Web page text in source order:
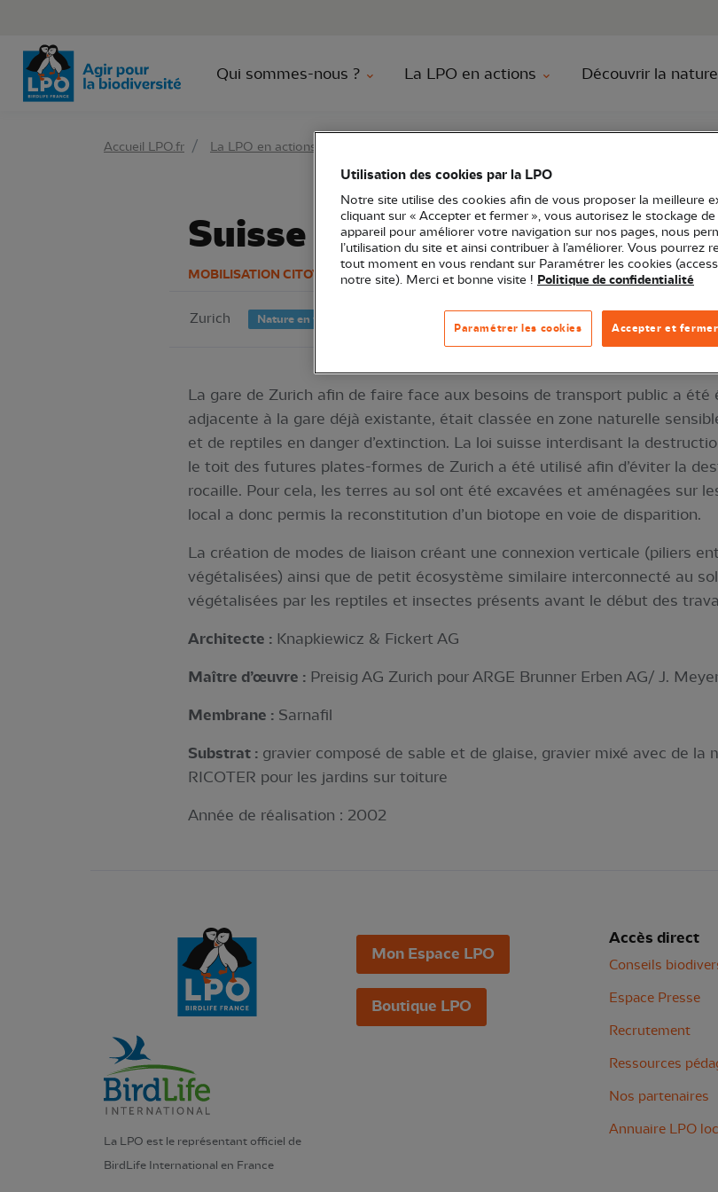
Qui sommes-nous ? La LPO en actions Découvrir la nature
Accueil LPO.fr La LPO en actions
Suisse : Transposition d’un
MOBILISATION CITOYENNE
Zurich Nature en ville
La gare de Zurich afin de faire face aux besoins de transport public a été
adjacente à la gare déjà existante, était classée en zone naturelle
et de reptiles en danger d’extinction. La loi suisse interdisant la
le toit des futures plates-formes de Zurich a été utilisé afin d’éviter la
rocaille. Pour cela, les terres au sol ont été excavées et aménagées sur
local a donc permis la reconstitution d’un biotope en voie de disparition.
La création de modes de liaison créant une connexion verticale (piliers
végétalisées) ainsi que de petit écosystème similaire interconnecté au
végétalisées par les reptiles et insectes présents avant le début des
Architecte : Knapkiewicz & Fickert AG
Maître d’œuvre : Preisig AG Zurich pour ARGE Brunner Erben AG/ J.
Membrane : Sarnafil
Substrat : gravier composé de sable et de glaise, gravier mixé avec de la
RICOTER pour les jardins sur toiture
Année de réalisation : 2002
La LPO est le représentant officiel de
BirdLife International en France
Mon Espace LPO
Boutique LPO
Accès direct
Conseils
Espace Presse
Recrutement
Ressources
Nos partenaires
Annuaire LPO
Utilisation des cookies par la LPO
Notre site utilise des cookies afin de vous proposer la meilleure
cliquant sur « Accepter et fermer », vous autorisez le stockage
appareil pour améliorer votre navigation sur nos pages, nous
l’utilisation du site et ainsi contribuer à l’améliorer. Vous pourrez
tout moment en vous rendant sur Paramétrer les cookies
notre site). Merci et bonne visite ! Politique de confidentialité
Accepter et fermer
Paramétrer les cookies